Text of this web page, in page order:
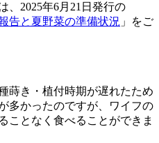
、2025年6月21日発行の
告と夏野菜の準備状況 」をご
蒔き・植付時期が遅れたため
多かったのですが、ワイフの
ことなく食べることができま